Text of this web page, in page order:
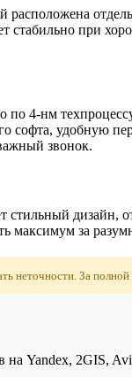
стабильно при
4-нм
софта, удобную
звонок.
максимум за
неточности. За
на Yandex, 2GIS,